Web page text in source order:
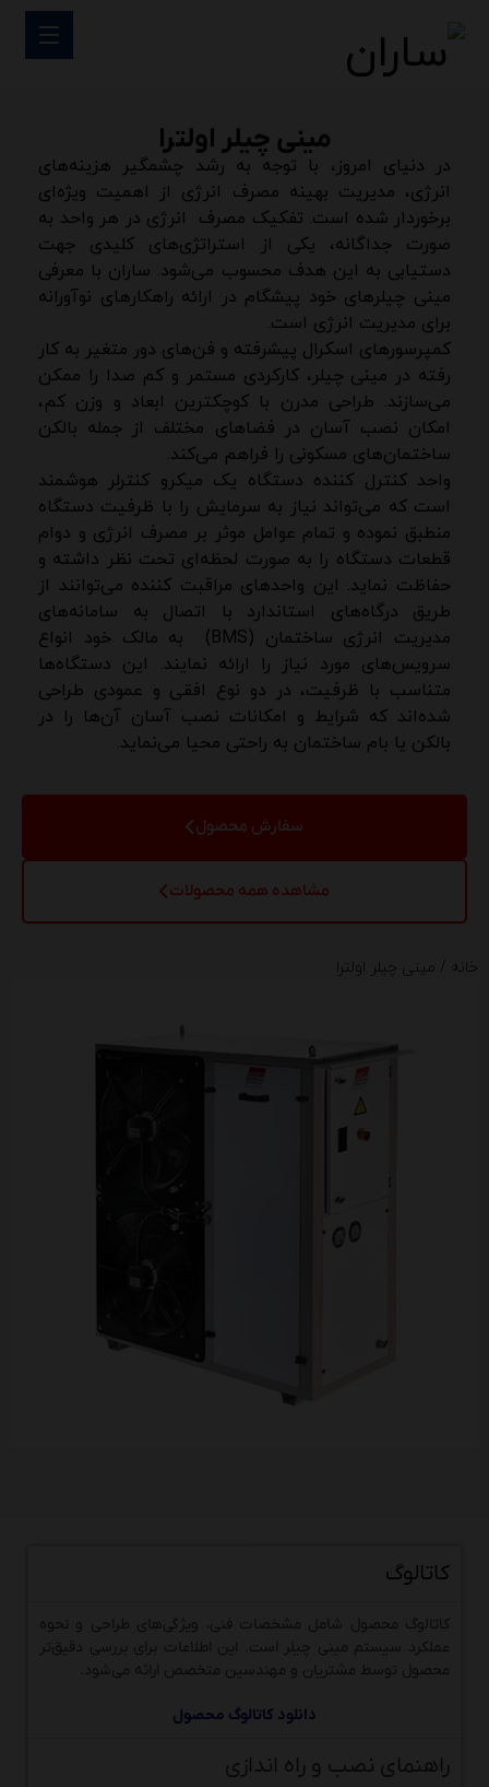
مینی چیلر اولترا
در دنیای امروز، با توجه به رشد چشمگیر هزینه‌های
انرژی، مدیریت بهینه مصرف انرژی از اهمیت ویژه‌ای
برخوردار شده است. تفکیک مصرف انرژی در هر واحد به
صورت جداگانه، یکی از استراتژی‌های کلیدی جهت
دستیابی به این هدف محسوب می‌شود. ساران با معرفی
مینی چیلرهای خود پیشگام در ارائه راهکارهای نوآورانه
برای مدیریت انرژی است.
کمپرسورهای اسکرال پیشرفته و فن‌های دور متغیر به کار
رفته در مینی چیلر، کارکردی مستمر و کم صدا را ممکن
می‌سازند. طراحی مدرن با کوچکترین ابعاد و وزن کم،
امکان نصب آسان در فضاهای مختلف از جمله بالکن
ساختمان‌های مسکونی‌ را فراهم می‌کند.
واحد کنترل کننده دستگاه یک میکرو کنترلر هوشمند
است که می‌تواند نیاز به سرمایش را با ظرفیت دستگاه
منطبق نموده و تمام عوامل موثر بر مصرف انرژی و دوام
قطعات دستگاه را به صورت لحظه‌ای تحت نظر داشته و
حفاظت نماید. این واحدهای مراقبت کننده می‌توانند از
طریق درگاه‌های استاندارد با اتصال به سامانه‌های
مدیریت انرژی ساختمان (BMS) به مالک خود انواع
سرویس‌های مورد نیاز را ارائه نمایند. این دستگاه‌ها
متناسب با ظرفیت، در دو نوع افقی و عمودی طراحی
شده‌اند که شرایط و امکانات نصب آسان آن‌ها را در
بالکن یا بام ساختمان به راحتی محیا می‌نماید.
سفارش محصول
مشاهده همه محصولات
خانه / مینی چیلر اولترا
کاتالوگ
کاتالوگ محصول شامل مشخصات فنی، ویژگی‌های طراحی و نحوه
عملکرد سیستم مینی چیلر است. این اطلاعات برای بررسی دقیق‌تر
محصول توسط مشتریان و مهندسین متخصص ارائه می‌شود.
دانلود کاتالوگ محصول
راهنمای نصب و راه اندازی